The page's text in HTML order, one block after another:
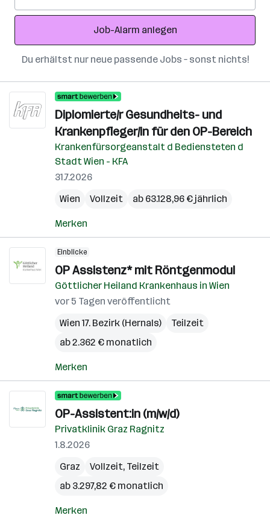
Adresse
Job-Alarm anlegen
Du erhältst nur neue passende Jobs – sonst nichts!
Diplomierte/r Gesundheits- und
Krankenpfleger/in für den OP-Bereich
Krankenfürsorgeanstalt d Bediensteten d
Stadt Wien - KFA
31.7.2026
Wien
Vollzeit ab 63.128,96 € jährlich
Merken
Einblicke
OP Assistenz* mit Röntgenmodul
Göttlicher Heiland Krankenhaus in Wien
vor 5 Tagen veröffentlicht
Wien 17. Bezirk (Hernals)
Teilzeit
ab 2.362 € monatlich
Merken
OP-Assistent:in (m/w/d)
Privatklinik Graz Ragnitz
1.8.2026
Graz
Vollzeit, Teilzeit
ab 3.297,82 € monatlich
Merken